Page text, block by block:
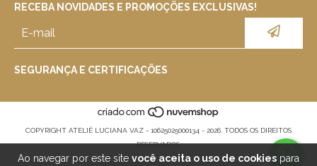
Ao navegar por este site você aceita o uso de cookies para
RECEBA NOVIDADES E PROMOÇÕES EXCLUSIVAS!
SEGURANÇA E CERTIFICAÇÕES
COPYRIGHT ATELIÊ LUCIANA VAZ - 10625025000134 - 2026. TODOS OS DIREITOS
RESERVADOS.